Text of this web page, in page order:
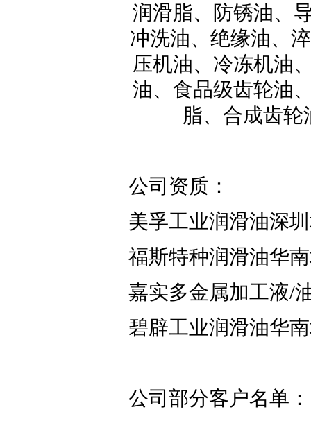
润滑脂、防锈油、
冲洗油、绝缘油、
压机油、冷冻机油
油、食品级齿轮油
脂、合成齿
公司资质：
美孚工业润滑油深
福斯特种润滑油华
嘉实多金属加工液/
碧辟工业润滑油华
公司部分客户名单：